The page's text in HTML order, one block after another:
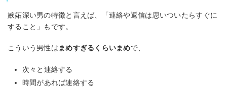
嫉妬深い男の特徴と言えば、「連絡や返信は思いついたらすぐに
すること」もです。
こういう男性はまめすぎるくらいまめで、
次々と連絡する
時間があれば連絡する